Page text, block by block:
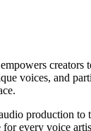
creators
voices, and
production to
every voice